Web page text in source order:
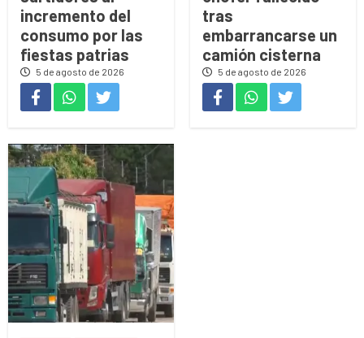
incremento del
consumo por las
fiestas patrias
5 de agosto de 2026
tras
embarrancarse un
camión cisterna
5 de agosto de 2026